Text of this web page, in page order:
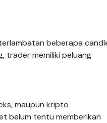
beberapa
trader memiliki peluang
maupun kripto
belum tentu memberikan